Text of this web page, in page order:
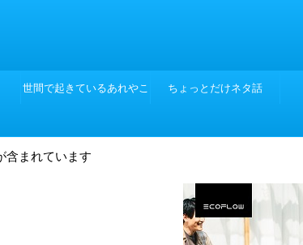
世間で起きているあれやこ ちょっとだけネタ話
含まれています